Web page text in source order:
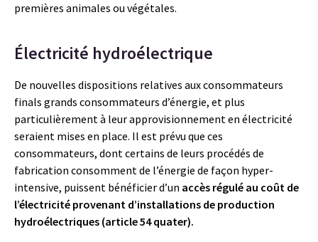
premières animales ou végétales.
Électricité hydroélectrique
De nouvelles dispositions relatives aux consommateurs
finals grands consommateurs d’énergie, et plus
particulièrement à leur approvisionnement en électricité
seraient mises en place. Il est prévu que ces
consommateurs, dont certains de leurs procédés de
fabrication consomment de l’énergie de façon hyper-
intensive, puissent bénéficier d’un accès régulé au coût de
l’électricité provenant d’installations de production
hydroélectriques (article 54 quater).